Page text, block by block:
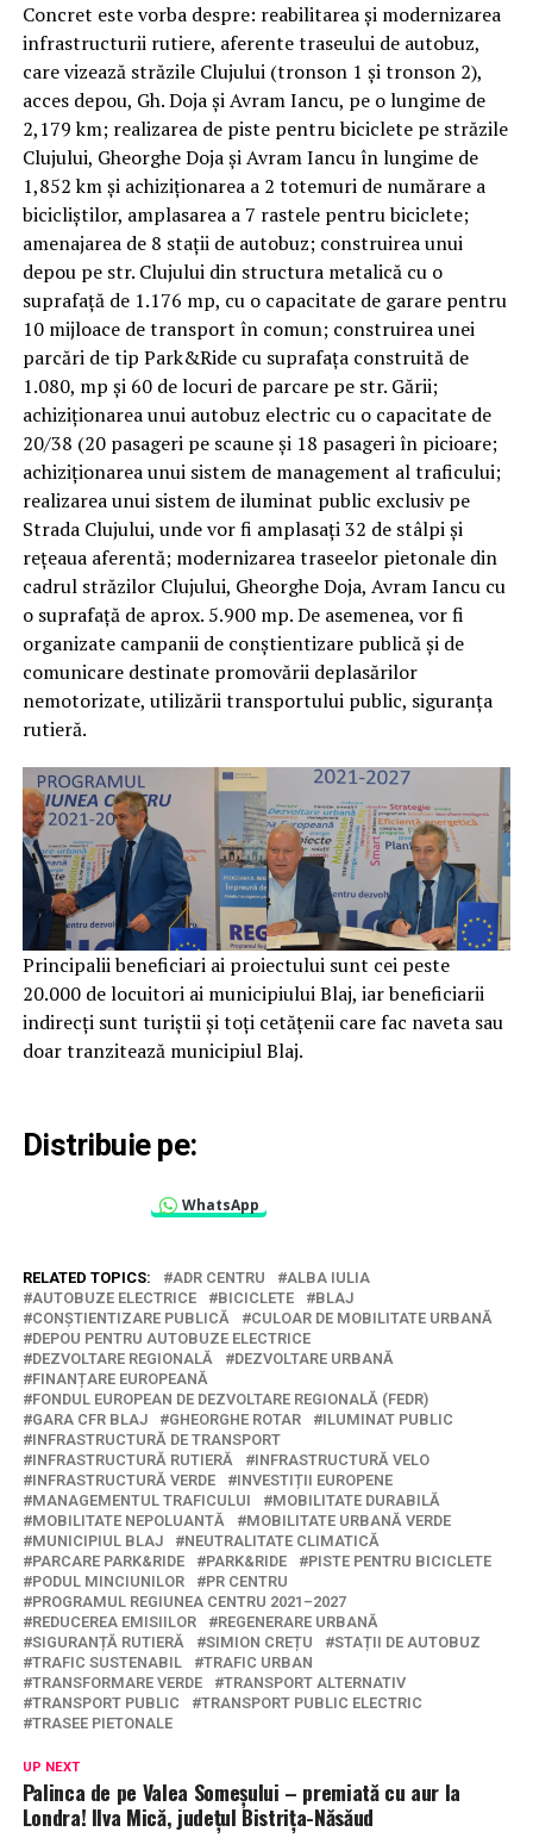
Concret este vorba despre: reabilitarea și modernizarea
infrastructurii rutiere, aferente traseului de autobuz,
care vizează străzile Clujului (tronson 1 și tronson 2),
acces depou, Gh. Doja și Avram Iancu, pe o lungime de
2,179 km; realizarea de piste pentru biciclete pe străzile
Clujului, Gheorghe Doja și Avram Iancu în lungime de
1,852 km și achiziționarea a 2 totemuri de numărare a
bicicliștilor, amplasarea a 7 rastele pentru biciclete;
amenajarea de 8 stații de autobuz; construirea unui
depou pe str. Clujului din structura metalică cu o
suprafață de 1.176 mp, cu o capacitate de garare pentru
10 mijloace de transport în comun; construirea unei
parcări de tip Park&Ride cu suprafața construită de
1.080, mp și 60 de locuri de parcare pe str. Gării;
achiziționarea unui autobuz electric cu o capacitate de
20/38 (20 pasageri pe scaune și 18 pasageri în picioare;
achiziționarea unui sistem de management al traficului;
realizarea unui sistem de iluminat public exclusiv pe
Strada Clujului, unde vor fi amplasați 32 de stâlpi și
rețeaua aferentă; modernizarea traseelor pietonale din
cadrul străzilor Clujului, Gheorghe Doja, Avram Iancu cu
o suprafață de aprox. 5.900 mp. De asemenea, vor fi
organizate campanii de conștientizare publică și de
comunicare destinate promovării deplasărilor
nemotorizate, utilizării transportului public, siguranța
rutieră.
Principalii beneficiari ai proiectului sunt cei peste
20.000 de locuitori ai municipiului Blaj, iar beneficiarii
indirecți sunt turiștii și toți cetățenii care fac naveta sau
doar tranzitează municipiul Blaj.
Distribuie pe:
WhatsApp
RELATED TOPICS: ADR CENTRU
ALBA IULIA
AUTOBUZE ELECTRICE
BICICLETE
BLAJ
CONȘTIENTIZARE PUBLICĂ
CULOAR DE MOBILITATE URBANĂ
DEPOU PENTRU AUTOBUZE ELECTRICE
DEZVOLTARE REGIONALĂ
DEZVOLTARE URBANĂ
FINANȚARE EUROPEANĂ
FONDUL EUROPEAN DE DEZVOLTARE REGIONALĂ (FEDR)
GARA CFR BLAJ
GHEORGHE ROTAR
ILUMINAT PUBLIC
INFRASTRUCTURĂ DE TRANSPORT
INFRASTRUCTURĂ RUTIERĂ
INFRASTRUCTURĂ VELO
INFRASTRUCTURĂ VERDE
INVESTIȚII EUROPENE
MANAGEMENTUL TRAFICULUI
MOBILITATE DURABILĂ
MOBILITATE NEPOLUANTĂ
MOBILITATE URBANĂ VERDE
MUNICIPIUL BLAJ
NEUTRALITATE CLIMATICĂ
PARCARE PARK&RIDE
PARK&RIDE
PISTE PENTRU BICICLETE
PODUL MINCIUNILOR
PR CENTRU
PROGRAMUL REGIUNEA CENTRU 2021–2027
REDUCEREA EMISIILOR
REGENERARE URBANĂ
SIGURANȚĂ RUTIERĂ
SIMION CREȚU
STAȚII DE AUTOBUZ
TRAFIC SUSTENABIL
TRAFIC URBAN
TRANSFORMARE VERDE
TRANSPORT ALTERNATIV
TRANSPORT PUBLIC
TRANSPORT PUBLIC ELECTRIC
TRASEE PIETONALE
UP NEXT
Palinca de pe Valea Someșului – premiată cu aur la
Londra! Ilva Mică, județul Bistrița-Năsăud